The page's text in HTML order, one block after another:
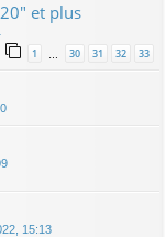
et plus
1 30 31 32 33
15:13